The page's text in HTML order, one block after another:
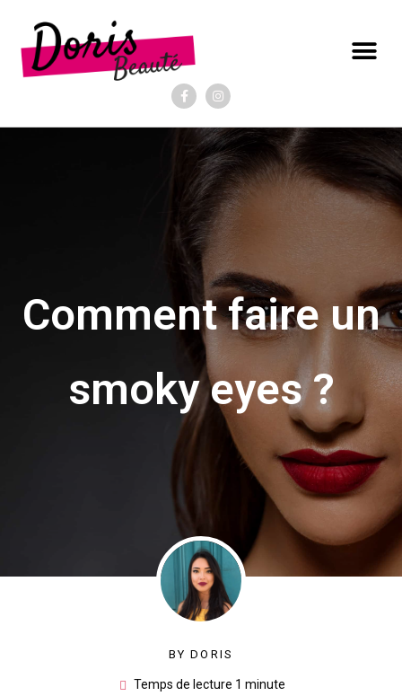
Comment faire un
smoky eyes ?
BY DORIS
Temps de lecture 1 minute